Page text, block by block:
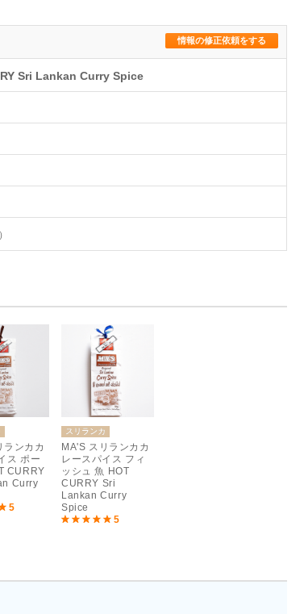
情報の修正依頼をする
Sri Lankan Curry Spice
ランカカ
ス ポー
CURRY
Curry
5
スリランカ
MA'S スリランカカ
レースパイス フィ
ッシュ 魚 HOT
CURRY Sri
Lankan Curry
Spice
5